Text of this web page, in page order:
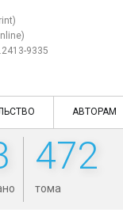
9335
АВТОРАМ
472
тома